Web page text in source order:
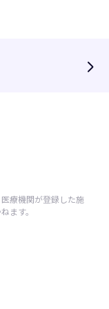
arrow_forward_ios
療機関が登録した施
ます。